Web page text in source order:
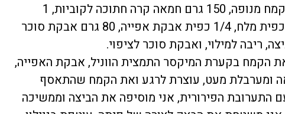
מצרכים: 3/4 ,1 כוסות קמח מנופה, 150 גרם חמאה קרה חתוכה לקוביות, 1
כפית תמצית וניל, 1/4 כפית מלח, 1/4 כפית אבקת אפייה, 80 גרם אבקת סוכר
הקמח בקערת המיקסר התמצית הווניל, אבקת האפייה,
ומערבלת מעט, עוצרת לרגע ואת הקמח שהתאסף
התערובת הפירורית, אני מוסיפה את הביצה וממשיכה